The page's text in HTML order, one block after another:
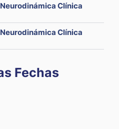
Clínica
Clínica
Fechas